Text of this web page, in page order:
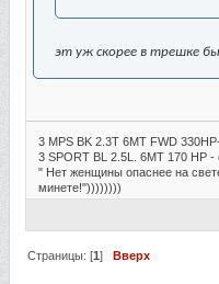
эт уж скорее в трешке
3 MPS BK 2.3T 6MT FWD
3 SPORT BL 2.5L. 6MT 170 HP -
" Нет женщины опаснее на
минете!"))))))))
Страницы: [1]Вверх